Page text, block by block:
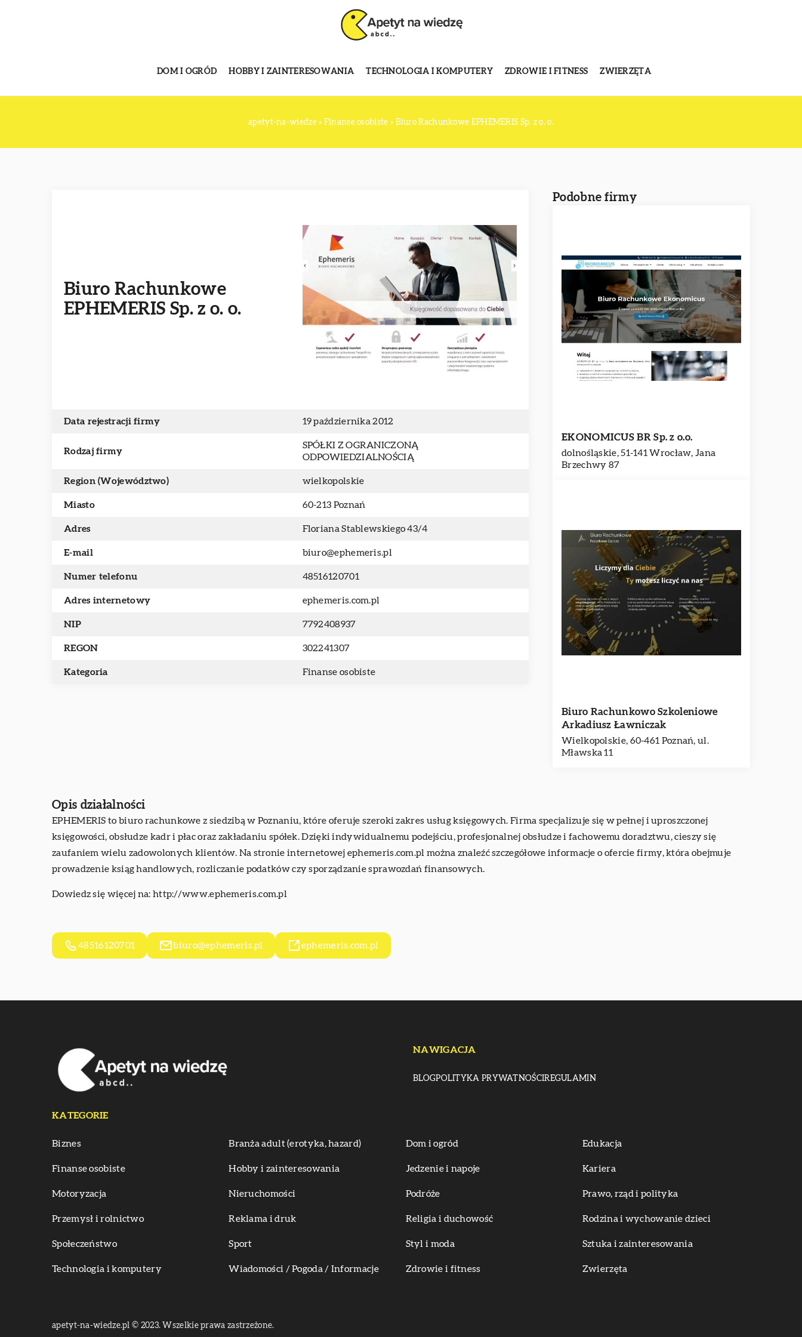
DOM I OGRÓD HOBBY I ZAINTERESOWANIA TECHNOLOGIA I KOMPUTERY ZDROWIE I FITNESS ZWIERZĘTA
apetyt-na-wiedze» Finanse osobiste » Biuro Rachunkowe EPHEMERIS Sp. z o. o.
Biuro Rachunkowe
EPHEMERIS Sp. z o. o.
Data rejestracji firmy 19 października 2012
Rodzaj firmy
SPÓŁKI Z OGRANICZONĄ
ODPOWIEDZIALNOŚCIĄ
Region (Województwo) wielkopolskie
Miasto 60-213 Poznań
Adres Floriana Stablewskiego 43/4
E-mail biuro@ephemeris.pl
Numer telefonu 48516120701
Adres internetowy ephemeris.com.pl
NIP 7792408937
REGON 302241307
Kategoria Finanse osobiste
Podobne firmy
EKONOMICUS BR Sp. z o.o.
dolnośląskie, 51-141 Wrocław, Jana
Brzechwy 87
Biuro Rachunkowo Szkoleniowe
Arkadiusz Ławniczak
Wielkopolskie, 60-461 Poznań, ul.
Mławska 11
Opis działalności
EPHEMERIS to biuro rachunkowe z siedzibą w Poznaniu, które oferuje szeroki zakres usług księgowych. Firma specjalizuje się w pełnej i uproszczonej
księgowości, obsłudze kadr i płac oraz zakładaniu spółek. Dzięki indywidualnemu podejściu, profesjonalnej obsłudze i fachowemu doradztwu, cieszy się
zaufaniem wielu zadowolonych klientów. Na stronie internetowej ephemeris.com.pl można znaleźć szczegółowe informacje o ofercie firmy, która obejmuje
prowadzenie ksiąg handlowych, rozliczanie podatków czy sporządzanie sprawozdań finansowych.
Dowiedz się więcej na: http://www.ephemeris.com.pl
48516120701 biuro@ephemeris.pl ephemeris.com.pl
NAWIGACJA
BLOGPOLITYKA PRYWATNOŚCIREGULAMIN
KATEGORIE
Biznes Branża adult (erotyka, hazard) Dom i ogród Edukacja
Finanse osobiste Hobby i zainteresowania Jedzenie i napoje Kariera
Motoryzacja Nieruchomości Podróże Prawo, rząd i polityka
Przemysł i rolnictwo Reklama i druk Religia i duchowość Rodzina i wychowanie dzieci
Społeczeństwo Sport Styl i moda Sztuka i zainteresowania
Technologia i komputery Wiadomości / Pogoda / Informacje Zdrowie i fitness Zwierzęta
apetyt-na-wiedze.pl © 2023. Wszelkie prawa zastrzeżone.